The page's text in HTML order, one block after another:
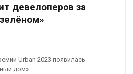
девелоперов за
Urban 2023 появилась
дом»